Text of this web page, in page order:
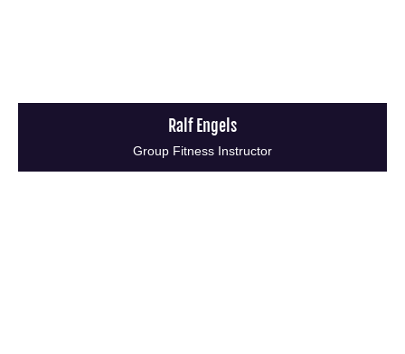
Ralf Engels
Group Fitness Instructor